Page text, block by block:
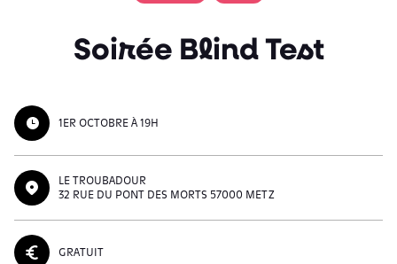
Soirée Blind Test
1ER OCTOBRE À 19H
LE TROUBADOUR
32 RUE DU PONT DES MORTS 57000 METZ
GRATUIT